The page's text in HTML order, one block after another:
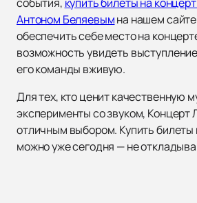
события, купить билеты на
Антоном Беляевымна нашем
обеспечить себе место на
возможность увидеть
его команды вживую.
Для тех, кто ценит качественную
эксперименты со звуком, Концерт
отличным выбором. Купить
можно уже сегодня — не